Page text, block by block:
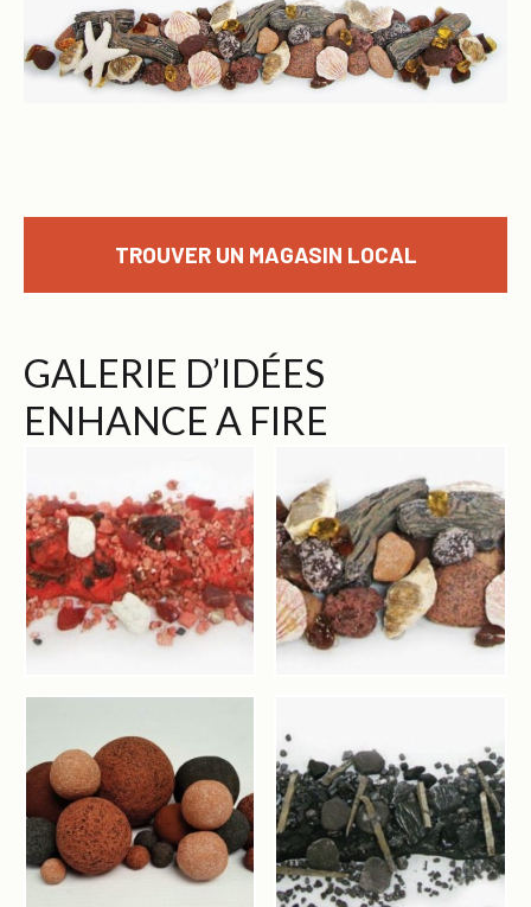
TROUVER UN MAGASIN LOCAL
GALERIE D’IDÉES
ENHANCE A FIRE